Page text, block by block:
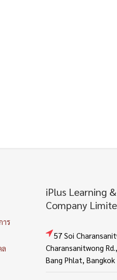
าร
iPlus Learning
Company
57 Soi
Charansanitwong
Bang Phlat,